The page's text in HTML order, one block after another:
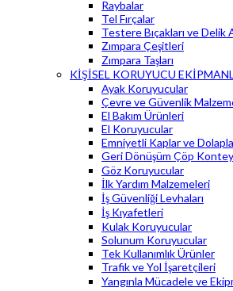
Raybalar
Tel Fırçalar
Testere Bıçakları ve
Zımpara Çeşitleri
Zımpara Taşları
KİŞİSEL KORUYUCU
Ayak Koruyucular
Çevre ve Güvenlik
El Bakım Ürünleri
El Koruyucular
Emniyetli Kaplar ve
Geri Dönüşüm Çöp
Göz Koruyucular
İlk Yardım Malzemeleri
İş Güvenliği Levhaları
İş Kıyafetleri
Kulak Koruyucular
Solunum Koruyucular
Tek Kullanımlık Ürünler
Trafik ve Yol İşaretçileri
Yangınla Mücadele ve